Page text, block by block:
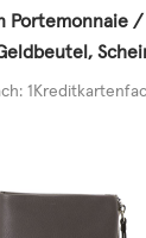
Portemonnaie